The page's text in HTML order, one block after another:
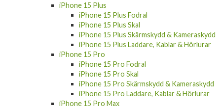
iPhone 15 Plus Fodral
iPhone 15 Plus Skal
iPhone 15 Plus Skärmskydd & Kameraskydd
iPhone 15 Plus Laddare, Kablar & Hörlurar
iPhone 15 Pro
iPhone 15 Pro Fodral
iPhone 15 Pro Skal
iPhone 15 Pro Skärmskydd & Kameraskydd
iPhone 15 Pro Laddare, Kablar & Hörlurar
iPhone 15 Pro Max
iPhone 15 Pro Max Fodral